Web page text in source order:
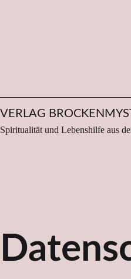
VERLAG
Spiritualität und Lebenshilfe aus